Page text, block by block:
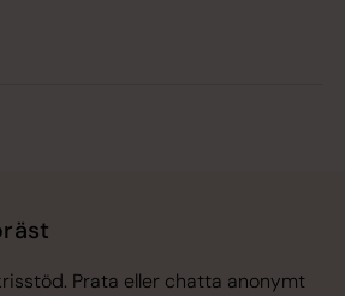
Prata eller chatta anonymt